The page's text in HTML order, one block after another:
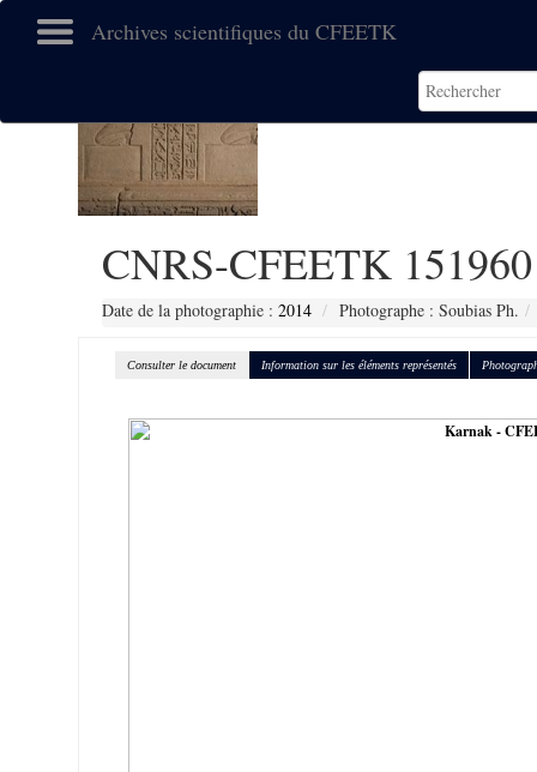
Archives scientifiques du CFEETK
CNRS-CFEETK 151960
Date de la photographie : 2014 Photographe : Soubias Ph.
Consulter le document Information sur les éléments représentés